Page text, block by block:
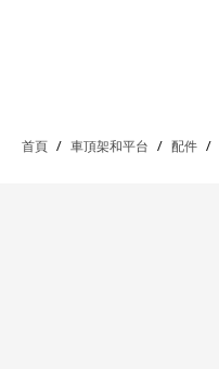
首頁 / 車頂架和平台 / 配件 /